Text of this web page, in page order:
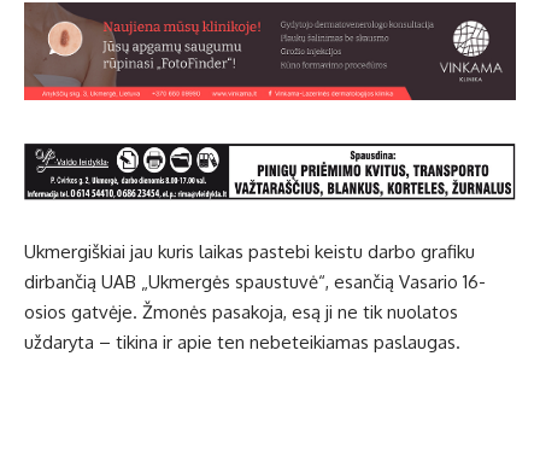
Ukmergiškiai jau kuris laikas pastebi keistu darbo grafiku
dirbančią UAB „Ukmergės spaustuvė“, esančią Vasario 16-
osios gatvėje. Žmonės pasakoja, esą ji ne tik nuolatos
uždaryta – tikina ir apie ten nebeteikiamas paslaugas.